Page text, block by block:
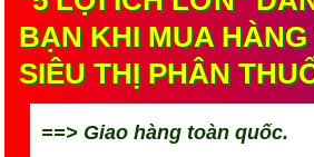
BẠN KHI MUA
SIÊU THỊ PHÂN
==> Giao hàng toàn quốc.